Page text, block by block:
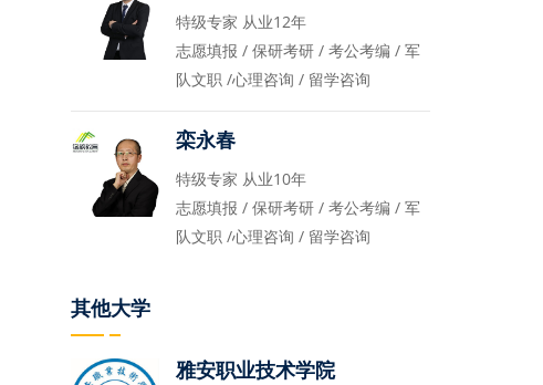
特级专家 从业12年
志愿填报 / 保研考研 / 考公考编 / 军
队文职 /心理咨询 / 留学咨询
栾永春
特级专家 从业10年
志愿填报 / 保研考研 / 考公考编 / 军
队文职 /心理咨询 / 留学咨询
其他大学
雅安职业技术学院